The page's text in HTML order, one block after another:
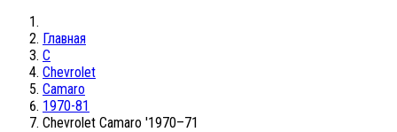
Главная
C
Chevrolet
Camaro
1970-81
Chevrolet Camaro '1970–71